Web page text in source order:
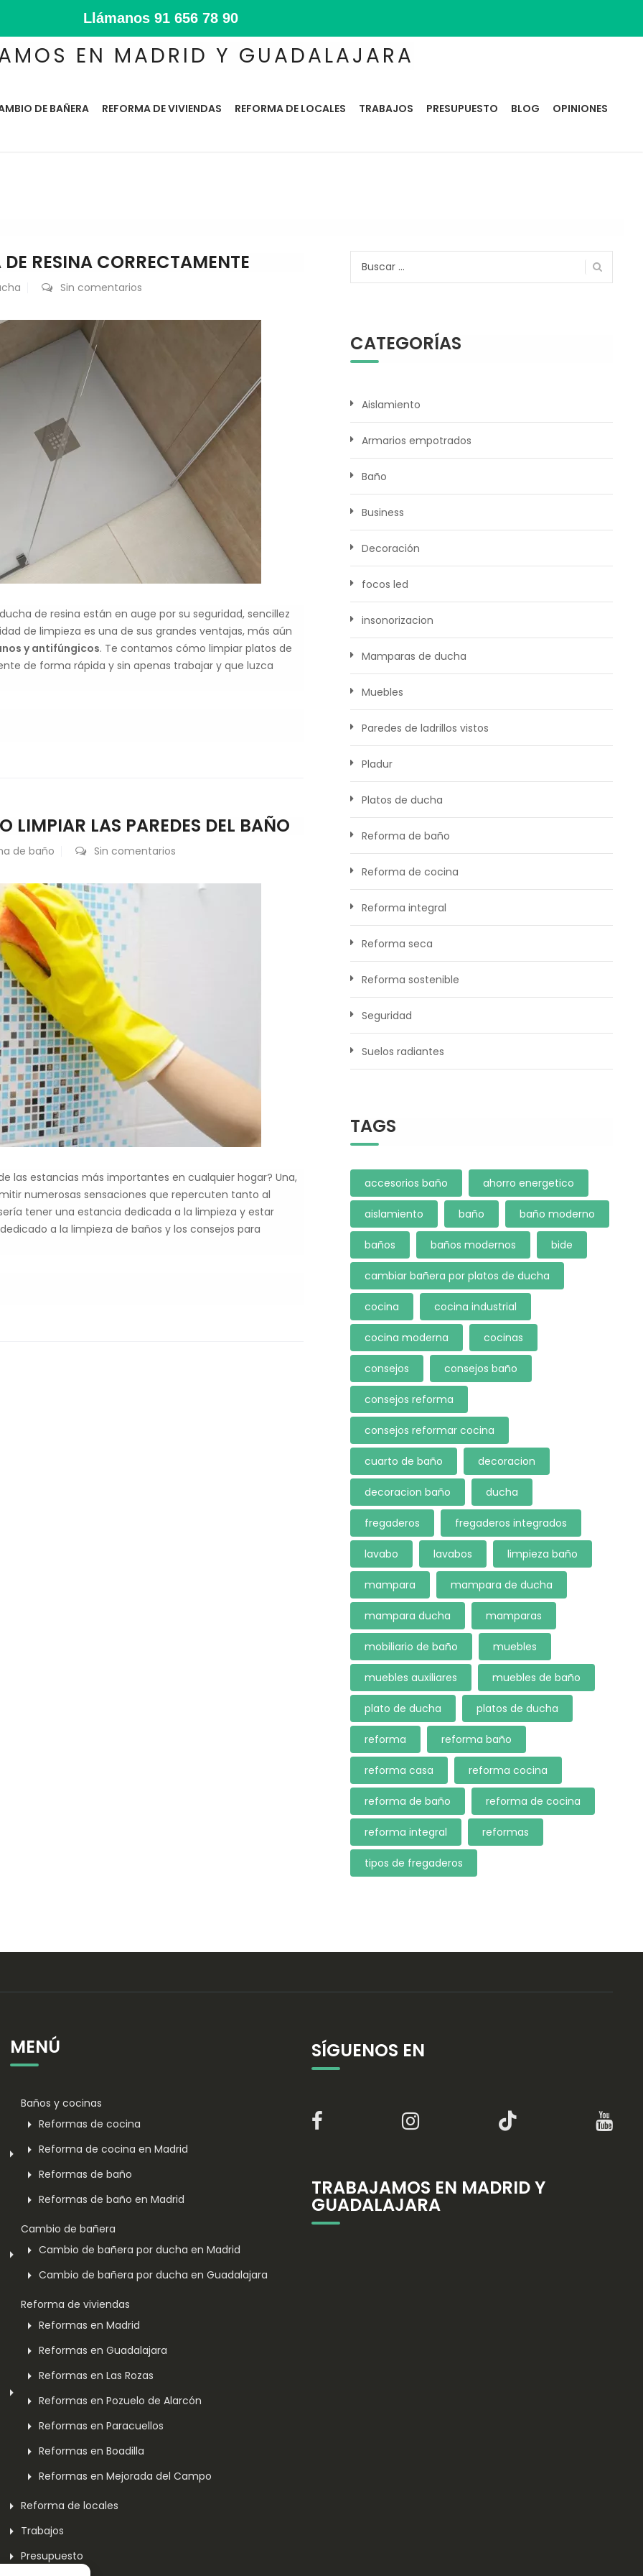
Llámanos 91 656 78 90
EN MADRID Y GUADALAJARA
DE BAÑERA REFORMA DE VIVIENDAS REFORMA DE LOCALES TRABAJOS PRESUPUESTO BLOG OPINIONES
RESINA CORRECTAMENTE
Sin comentarios
de resina están en auge por su seguridad, sencillez
de limpieza es una de sus grandes ventajas, más aún
y antifúngicos. Te contamos cómo limpiar platos de
de forma rápida y sin apenas trabajar y que luzca
LIMPIAR LAS PAREDES DEL BAÑO
de baño Sin comentarios
las estancias más importantes en cualquier hogar? Una,
numerosas sensaciones que repercuten tanto al
tener una estancia dedicada a la limpieza y estar
a la limpieza de baños y los consejos para
CATEGORÍAS
Aislamiento
Armarios empotrados
Baño
Business
Decoración
focos led
insonorizacion
Mamparas de ducha
Muebles
Paredes de ladrillos vistos
Pladur
Platos de ducha
Reforma de baño
Reforma de cocina
Reforma integral
Reforma seca
Reforma sostenible
Seguridad
Suelos radiantes
TAGS
accesorios baño ahorro energetico
aislamiento baño baño moderno
baños baños modernos bide
cambiar bañera por platos de ducha
cocina cocina industrial
cocina moderna cocinas
consejos consejos baño
consejos reforma
consejos reformar cocina
cuarto de baño decoracion
decoracion baño ducha
fregaderos fregaderos integrados
lavabo lavabos limpieza baño
mampara mampara de ducha
mampara ducha mamparas
mobiliario de baño muebles
muebles auxiliares muebles de baño
plato de ducha platos de ducha
reforma reforma baño
reforma casa reforma cocina
reforma de baño reforma de cocina
reforma integral reformas
tipos de fregaderos
MENÚ
Baños y cocinas
Reformas de cocina
Reforma de cocina en Madrid
Reformas de baño
Reformas de baño en Madrid
Cambio de bañera
Cambio de bañera por ducha en Madrid
Cambio de bañera por ducha en Guadalajara
Reforma de viviendas
Reformas en Madrid
Reformas en Guadalajara
Reformas en Las Rozas
Reformas en Pozuelo de Alarcón
Reformas en Paracuellos
Reformas en Boadilla
Reformas en Mejorada del Campo
Reforma de locales
Trabajos
Presupuesto
SÍGUENOS EN
TRABAJAMOS EN MADRID Y
GUADALAJARA